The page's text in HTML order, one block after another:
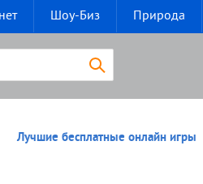
Шоу-Биз Природа
Лучшие бесплатные онлайн игры